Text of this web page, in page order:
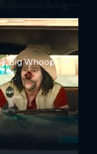
Big Whoop / দ্য
হুপ